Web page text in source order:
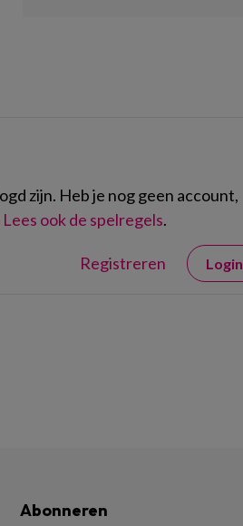
zijn. Heb je nog geen account,
Lees ook de spelregels.
Registreren Login
Abonneren